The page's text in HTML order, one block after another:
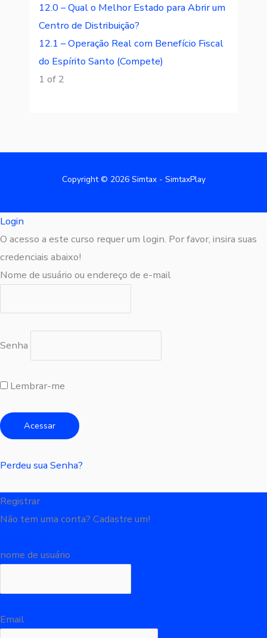
12.0 – Qual o Melhor Estado para Abrir um
Centro de Distribuição?
12.1 – Operação Real com Benefício Fiscal
do Espírito Santo (Compete)
1 of 2
Copyright © 2026 Simtax - SimtaxPlay
Login
O acesso a este curso requer um login. Por favor, insira suas
credenciais abaixo!
Nome de usuário ou endereço de e-mail
Senha
Lembrar-me
Perdeu sua Senha?
Registrar
Não tem uma conta? Cadastre um!
nome de usuário
Email